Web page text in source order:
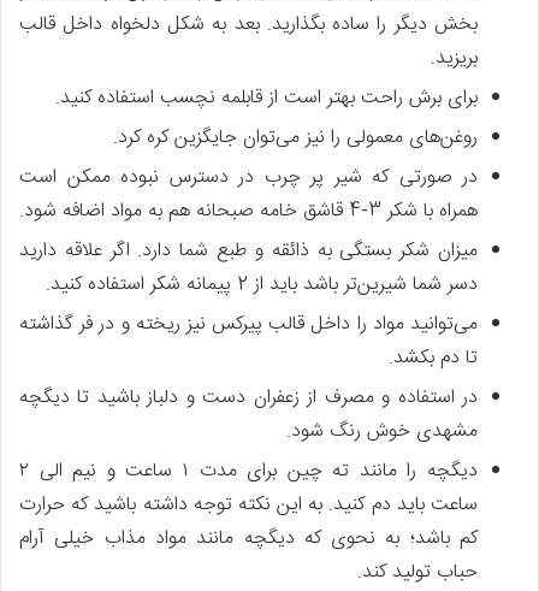
بخش دیگر را ساده بگذارید. بعد به شکل دلخواه داخل قالب
بریزید.
برای برش راحت بهتر است از قابلمه نچسب استفاده کنید.
روغن‌های معمولی را نیز می‌توان جایگزین کره کرد.
در صورتی که شیر پر چرب در دسترس نبوده ممکن است
همراه با شکر 3-4 قاشق خامه صبحانه هم به مواد اضافه شود.
میزان شکر بستگی به ذائقه و طبع شما دارد. اگر علاقه دارید
دسر شما شیرین‌تر باشد باید از 2 پیمانه شکر استفاده کنید.
می‌توانید مواد را داخل قالب پیرکس نیز ریخته و در فر گذاشته
تا دم بکشد.
در استفاده و مصرف از زعفران دست و دلباز باشید تا دیگچه
مشهدی خوش رنگ شود.
دیگچه را مانند ته چین برای مدت ۱ ساعت و نیم الی ۲
ساعت باید دم کنید. به این نکته توجه داشته باشید که حرارت
کم باشد؛ به نحوی که دیگچه مانند مواد مذاب خیلی آرام
حباب تولید کند.